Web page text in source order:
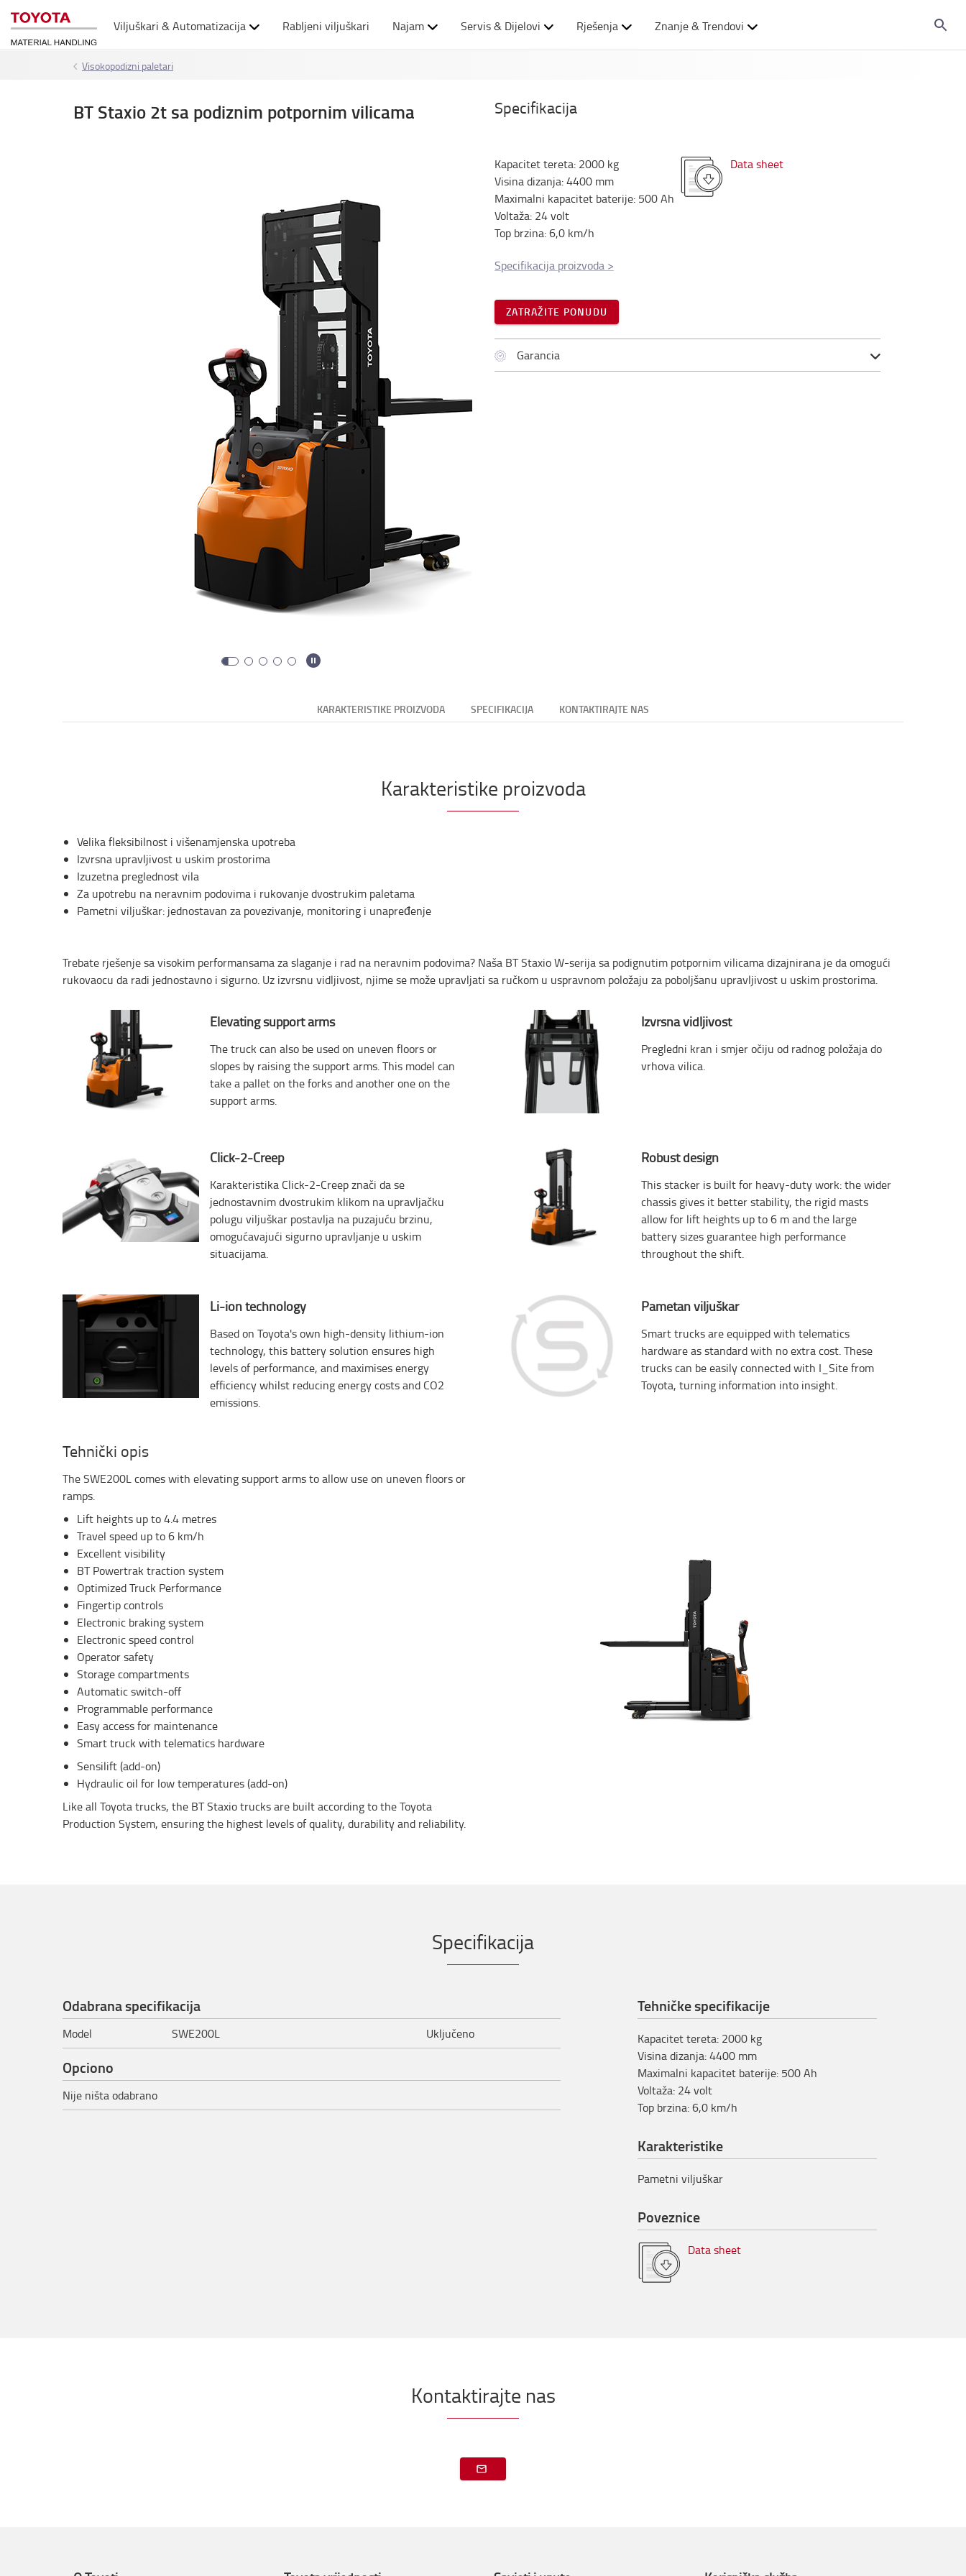
Viljuškari & Automatizacija Rabljeni viljuškari Najam Servis & Dijelovi Rješenja Znanje & Trendovi
Visokopodizni paletari
BT Staxio 2t sa podiznim potpornim vilicama Specifikacija
Kapacitet tereta: 2000 kg
Visina dizanja:4400 mm
Maximalni kapacitet baterije: 500Ah
Voltaža: 24volt
Top brzina:6,0 km/h
Data sheet
Specifikacija proizvoda >
ZATRAŽITE PONUDU
Garancia
KARAKTERISTIKE PROIZVODA SPECIFIKACIJA KONTAKTIRAJTE NAS
Karakteristike proizvoda
Velika fleksibilnost i višenamjenska upotreba
Izvrsna upravljivost u uskim prostorima
Izuzetna preglednost vila
Za upotrebu na neravnim podovima i rukovanje dvostrukim paletama
Pametni viljuškar: jednostavan za povezivanje, monitoring i unapređenje
Trebate rješenje sa visokim performansama za slaganje i rad na neravnim podovima? Naša BT Staxio W-serija sa podignutim potpornim vilicama dizajnirana je da omogući
rukovaocu da radi jednostavno i sigurno. Uz izvrsnu vidljivost, njime se može upravljati sa ručkom u uspravnom položaju za poboljšanu upravljivost u uskim prostorima.
Elevating support arms
The truck can also be used on uneven floors or
slopes by raising the support arms. This model can
take a pallet on the forks and another one on the
support arms.
Izvrsna vidljivost
Pregledni kran i smjer očiju od radnog položaja do
vrhova vilica.
Click-2-Creep
Karakteristika Click-2-Creep znači da se
jednostavnim dvostrukim klikom na upravljačku
polugu viljuškar postavlja na puzajuću brzinu,
omogućavajući sigurno upravljanje u uskim
situacijama.
Robust design
This stacker is built for heavy-duty work: the wider
chassis gives it better stability, the rigid masts
allow for lift heights up to 6 m and the large
battery sizes guarantee high performance
throughout the shift.
Li-ion technology
Based on Toyota's own high-density lithium-ion
technology, this battery solution ensures high
levels of performance, and maximises energy
efficiency whilst reducing energy costs and CO2
emissions.
Pametan viljuškar
Smart trucks are equipped with telematics
hardware as standard with no extra cost. These
trucks can be easily connected with I_Site from
Toyota, turning information into insight.
Tehnički opis
The SWE200L comes with elevating support arms to allow use on uneven floors or
ramps.
Lift heights up to 4.4 metres
Travel speed up to 6 km/h
Excellent visibility
BT Powertrak traction system
Optimized Truck Performance
Fingertip controls
Electronic braking system
Electronic speed control
Operator safety
Storage compartments
Automatic switch-off
Programmable performance
Easy access for maintenance
Smart truck with telematics hardware
Sensilift (add-on)
Hydraulic oil for low temperatures (add-on)
Like all Toyota trucks, the BT Staxio trucks are built according to the Toyota
Production System, ensuring the highest levels of quality, durability and reliability.
Specifikacija
Odabrana specifikacija
Model SWE200L Uključeno
Opciono
Nije ništa odabrano
Tehničke specifikacije
Kapacitet tereta: 2000 kg
Visina dizanja:4400 mm
Maximalni kapacitet baterije: 500Ah
Voltaža: 24volt
Top brzina:6,0 km/h
Karakteristike
Pametni viljuškar
Poveznice
Data sheet
Kontaktirajte nas